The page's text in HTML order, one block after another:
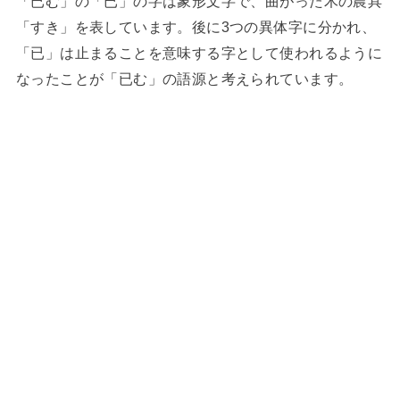
「すき」を表しています。後に3つの異体字に分かれ、
「已」は止まることを意味する字として使われるように
なったことが「已む」の語源と考えられています。